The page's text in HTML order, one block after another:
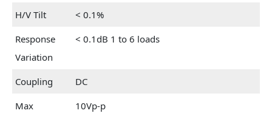
H/V Tilt
< 0.1%
Response
Variation
< 0.1dB 1 to 6 loads
Coupling
DC
Max
10Vp-p